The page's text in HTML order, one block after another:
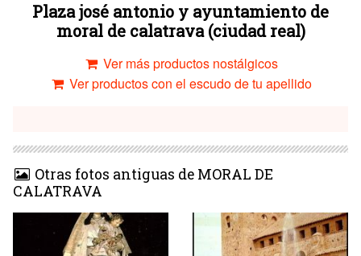
Plaza josé antonio y ayuntamiento de
moral de calatrava (ciudad real)
Ver más productos nostálgicos
Ver productos con el escudo de tu apellido
Otras fotos antiguas de MORAL DE
CALATRAVA